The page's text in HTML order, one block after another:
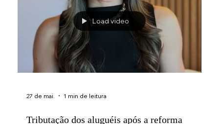
Load video
27 de mai. 1 min de leitura
Tributação dos aluguéis após a reforma